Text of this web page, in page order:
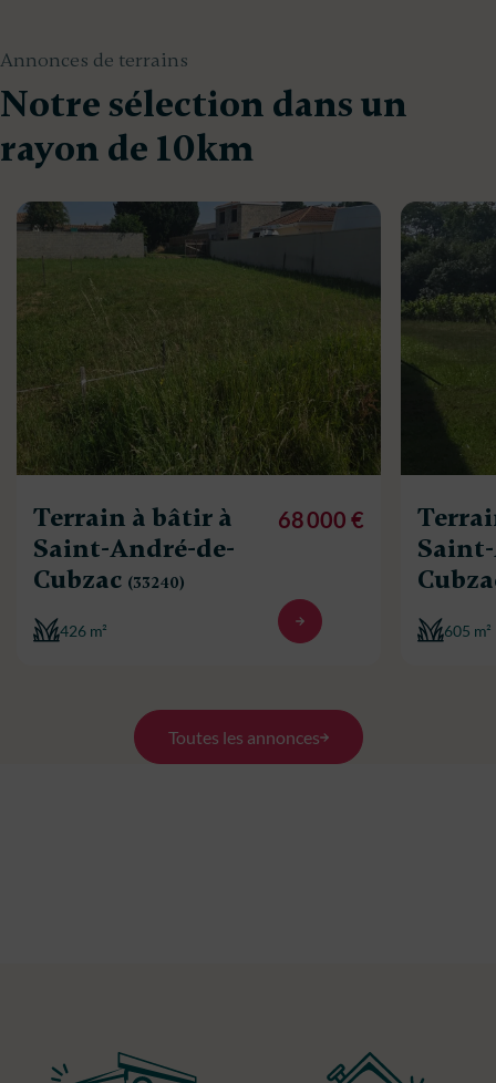
Annonces de terrains
Notre sélection dans un
rayon de 10km
Terrain à bâtir à
Saint-André-de-
Cubzac (33240)
426 m²
68 000 €
605 m²
Toutes les annonces